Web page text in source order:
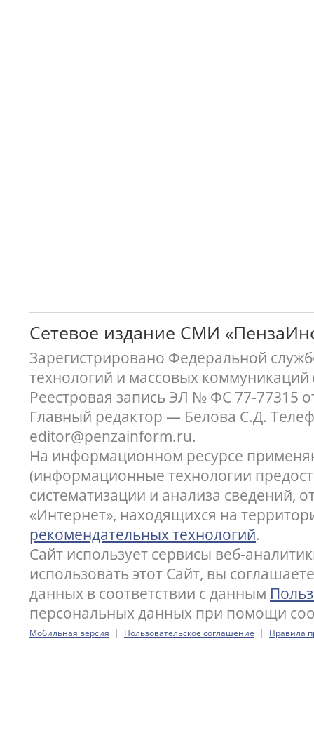
Сетевое издание СМИ
Зарегистрировано Федеральной
технологий и массовых коммуникаций
Реестровая запись ЭЛ № ФС 77-77315
Главный редактор — Белова С.Д.
editor@penzainform.ru.
На информационном ресурсе
(информационные технологии
систематизации и анализа сведений,
«Интернет», находящихся на
рекомендательных технологий.
Сайт использует сервисы веб-
использовать этот Сайт, вы
данных в соответствии с данным
персональных данных при помощи
Мобильная версия | Пользовательское соглашение | Правила